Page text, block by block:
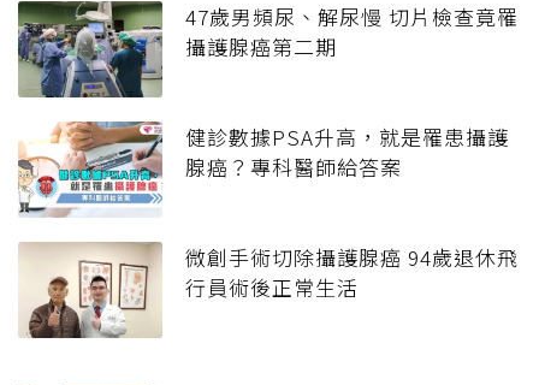
47歲男頻尿、解尿慢 切片檢查竟罹
攝護腺癌第二期
健診數據PSA升高，就是罹患攝護
腺癌？專科醫師給答案
微創手術切除攝護腺癌 94歲退休飛
行員術後正常生活